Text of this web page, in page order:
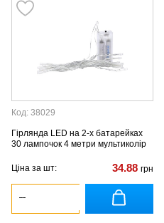
Код: 38029
Гірлянда LED на 2-х батарейках
30 лампочок 4 метри мультиколір
Ціна за шт: 34.88 грн